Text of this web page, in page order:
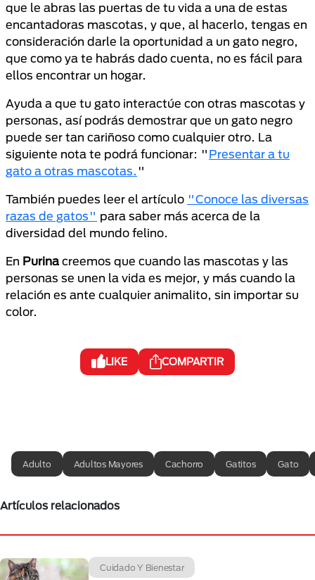
que le abras las puertas de tu vida a una de estas
encantadoras mascotas, y que, al hacerlo, tengas en
consideración darle la oportunidad a un gato negro,
que como ya te habrás dado cuenta, no es fácil para
ellos encontrar un hogar.
Ayuda a que tu gato interactúe con otras mascotas y
personas, así podrás demostrar que un gato negro
puede ser tan cariñoso como cualquier otro. La
siguiente nota te podrá funcionar: " Presentar a tu
gato a otras mascotas. "
También puedes leer el artículo "Conoce las diversas
razas de gatos" para saber más acerca de la
diversidad del mundo felino.
En Purina creemos que cuando las mascotas y las
personas se unen la vida es mejor, y más cuando la
relación es ante cualquier animalito, sin importar su
color.
LIKE COMPARTIR
Adulto Adultos Mayores Cachorro Gatitos Gato
Artículos relacionados
Cuidado Y Bienestar